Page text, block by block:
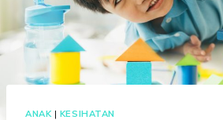
ANAK| KESIHATAN